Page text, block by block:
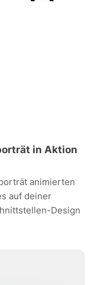
in Aktion
animierten
auf deiner
Design